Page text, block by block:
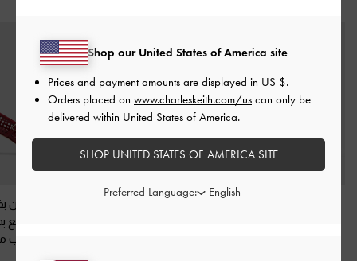
حذاء ماري جين
من الجلد
مربعة وكعب
Shop our United States of America site
Prices and payment amounts are displayed in US $.
Orders placed on www.charleskeith.com/us can only be
delivered within United States of America.
SHOP UNITED STATES OF AMERICA SITE
Preferred Language: